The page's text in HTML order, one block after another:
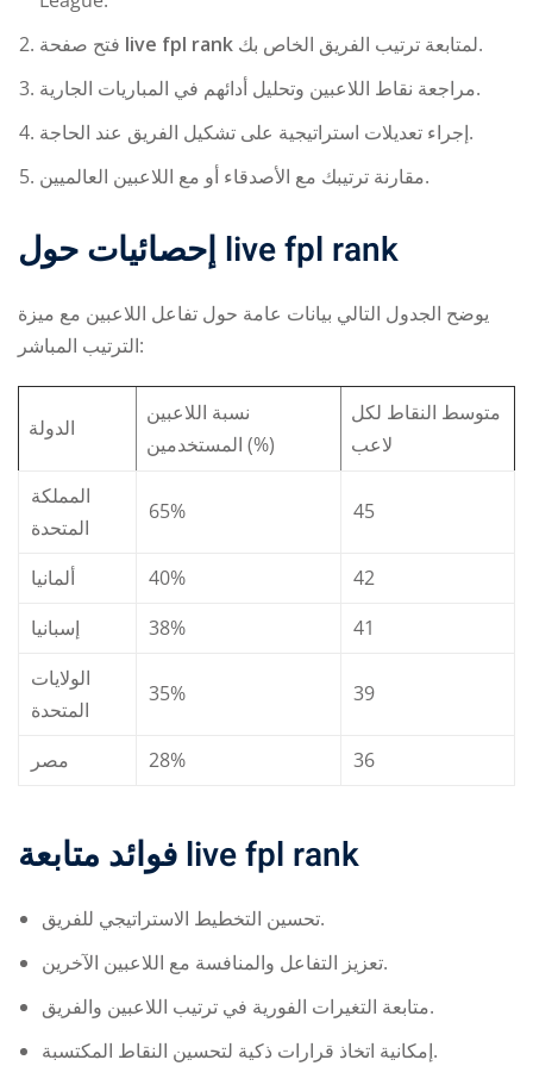
live fpl rank
لمتابعة ترتيب الفريق الخاص بك.
مراجعة نقاط اللاعبين وتحليل أدائهم في المباريات الجارية.
إجراء تعديلات استراتيجية على تشكيل الفريق عند الحاجة.
مقارنة ترتيبك مع الأصدقاء أو مع اللاعبين العالميين.
live fpl rank
يوضح الجدول التالي بيانات عامة حول تفاعل اللاعبين مع ميزة
الترتيب المباشر:
الدولة
نسبة اللاعبين
المستخدمين (%)
متوسط النقاط لكل
لاعب
المملكة
المتحدة
65% 45
ألمانيا 40%
42
إسبانيا
38%
41
الولايات
المتحدة
35% 39
مصر 28% 36
live fpl rank
تحسين التخطيط الاستراتيجي للفريق.
تعزيز التفاعل والمنافسة مع اللاعبين الآخرين.
متابعة التغيرات الفورية في ترتيب اللاعبين والفريق.
إمكانية اتخاذ قرارات ذكية لتحسين النقاط المكتسبة.